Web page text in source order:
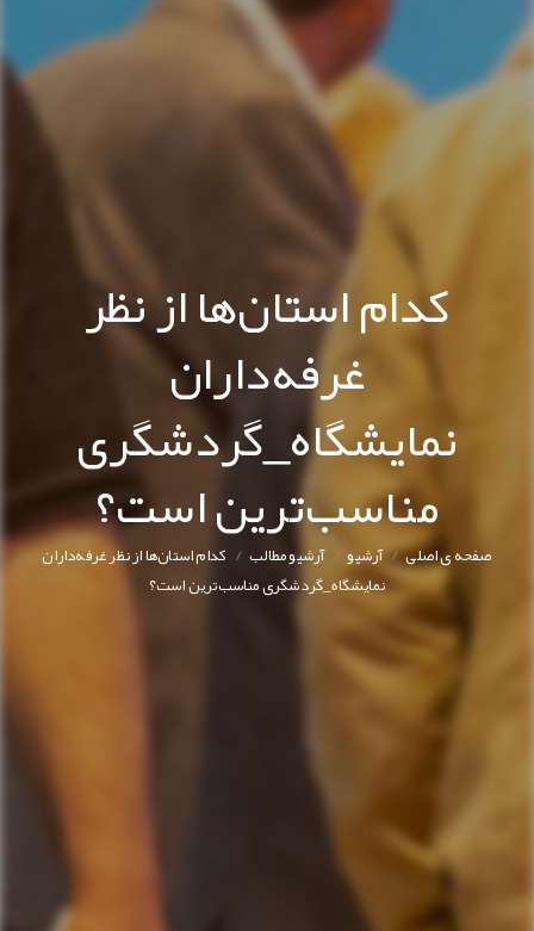
کدام استان‌ها از نظر
غرفه‌داران
نمایشگاه_گردشگری
مناسب‌ترین است؟
صفحه ی اصلی/آرشیو/ آرشیو مطالب/ کدام استان‌ها از نظر غرفه‌داران
نمایشگاه_گردشگری مناسب‌ترین است؟